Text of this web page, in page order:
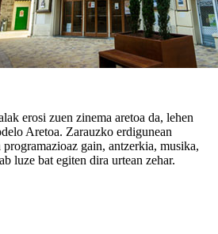
erosi zuen zinema aretoa da, lehen
Aretoa. Zarauzko erdigunean
gain, antzerkia, musika,
luze bat egiten dira urtean zehar.